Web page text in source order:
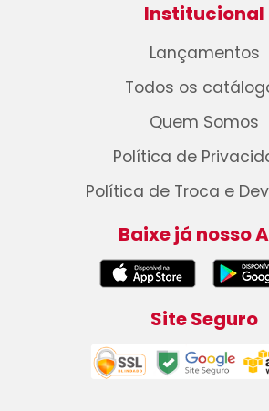
Institucional
Lançamentos
Todos os
Quem Somos
Política de
Política de Troca e
Baixe já nosso
Site Seguro